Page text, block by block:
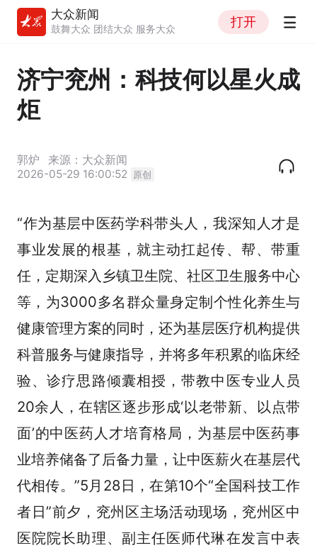
大众新闻
鼓舞大众 团结大众 服务大众
打开
济宁兖州：科技何以星火成
炬
郭炉
来源：大众新闻
2026-05-29 16:00:52 原创
“作为基层中医药学科带头人，我深知人才是
事业发展的根基，就主动扛起传、帮、带重
任，定期深入乡镇卫生院、社区卫生服务中心
等，为3000多名群众量身定制个性化养生与
健康管理方案的同时，还为基层医疗机构提供
科普服务与健康指导，并将多年积累的临床经
验、诊疗思路倾囊相授，带教中医专业人员
20余人，在辖区逐步形成‘以老带新、以点带
面’的中医药人才培育格局，为基层中医药事
业培养储备了后备力量，让中医薪火在基层代
代相传。”5月28日，在第10个“全国科技工作
者日”前夕，兖州区主场活动现场，兖州区中
医院院长助理、副主任医师代琳在发言中表